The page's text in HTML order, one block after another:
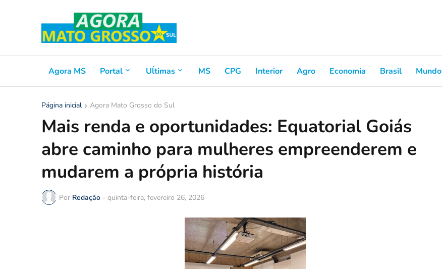
Agora MS Portal Uĺtimas MS CPG Interior Agro Economia Brasil Mundo
Página inicial Agora Mato Grosso do Sul
Mais renda e oportunidades: Equatorial Goiás
abre caminho para mulheres empreenderem e
mudarem a própria história
Por Redação - quinta-feira, fevereiro 26, 2026